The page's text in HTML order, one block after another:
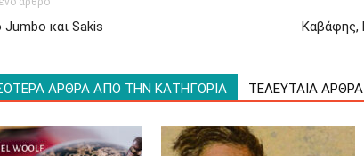
Jumbo και Sakis Καβάφης,
ΑΡΘΡΑ ΑΠΟ ΤΗΝ ΚΑΤΗΓΟΡΙΑ ΤΕΛΕΥΤΑΙΑ ΑΡΘΡΑ